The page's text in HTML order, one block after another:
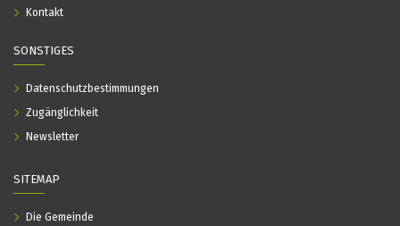
SITEMAP
Die Gemeinde
Kontakt
SONSTIGES
Datenschutzbestimmungen
Zugänglichkeit
Newsletter